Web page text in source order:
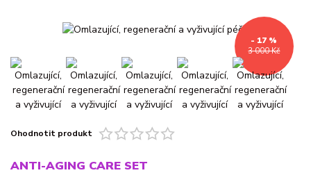
3 000 Kč
- 17 %
Ohodnotit produkt
ANTI-AGING CARE SET